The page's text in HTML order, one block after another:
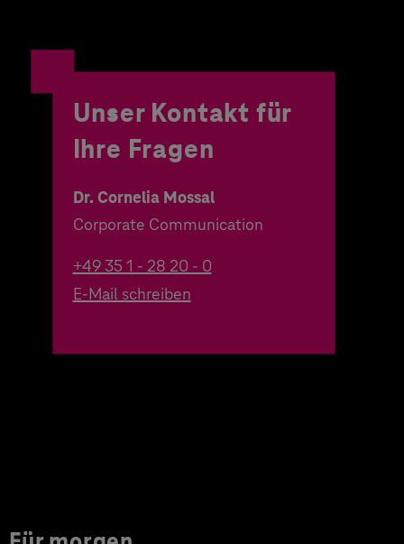
Unser Kontakt für
Ihre Fragen
Dr. Cornelia Mossal
Corporate Communication
+49 35 1 - 28 20 - 0
E-Mail schreiben